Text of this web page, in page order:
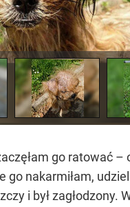
go ratować
go nakarmiłam,
i był zagłodzony.